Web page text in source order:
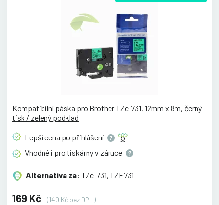
Kompatibilní páska pro Brother TZe-731, 12mm x 8m, černý
tisk / zelený podklad
Lepší cena po přihlášení
Vhodné i pro tiskárny v záruce
Alternativa za: TZe-731, TZE731
169 Kč
(140 Kč bez DPH)